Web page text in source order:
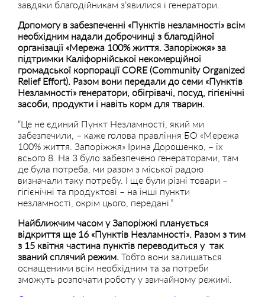
завдяки благодійникам з’явилися і генератори.
Допомогу в забезпеченні «Пунктів незламності» всім
необхідним надали доброчинці з благодійної
організації «Мережа 100% життя. Запоріжжя» за
підтримки Каліфорнійської некомерційної
громадської корпорації CORE (Community Organized
Relief Effort). Разом вони передали до семи «Пунктів
Незламності» генератори, обігрівачі, посуд, гігієнічні
засоби, продукти і навіть корм для тварин.
“Це не єдиний Пункт Незламності, який ми
забезпечили, – каже голова правління БО «Мережа
100% життя. Запоріжжя» Ірина Дорошенко, – їх
всього 8. На 3 було забезпечено генераторами, там
де була потреба, ми разом з міської радою
визначали таку потребу. І ще були різні товари –
гігієнічні та продуктові – на інші пункти
незламності, окрім цього, передані.”
Найближчим часом у Запоріжжі планується
відкриття ще 16 «Пунктів Незламності». Разом з тим
з 15 квітня частина пунктів переводиться у так
званий сплячий режим. Тобто вони залишаться
оснащеними всім необхідним та за потреби
зможуть розпочати роботу у звичайному режимі.